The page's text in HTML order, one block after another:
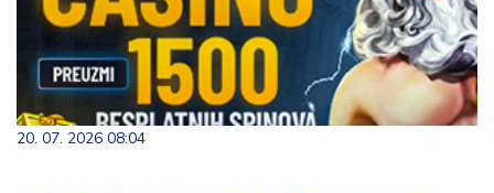
20. 07. 2026 08:04